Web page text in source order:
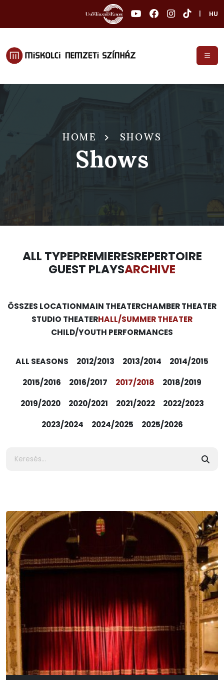
HU
HOME SHOWS
Shows
ALL TYPEPREMIERESREPERTOIRE
GUEST PLAYSARCHIVE
ÖSSZES LOCATIONMAIN THEATERCHAMBER THEATER
STUDIO THEATERHALL/SUMMER THEATER
CHILD/YOUTH PERFORMANCES
ALL SEASONS 2012/2013 2013/2014
2014/2015
2015/2016
2016/2017 2017/2018
2018/2019
2019/2020
2020/2021 2021/2022
2022/2023
2023/2024
2024/2025 2025/2026